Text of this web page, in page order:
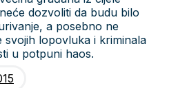
dozvoliti da budu bilo
a posebno ne
svojih lopovluka i kriminala
u potpuni haos.